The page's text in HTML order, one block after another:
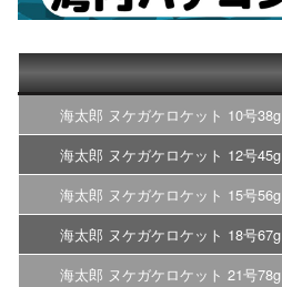
海太郎 ヌケガケロケット 10号38g
海太郎 ヌケガケロケット 12号45g
海太郎 ヌケガケロケット 15号56g
海太郎 ヌケガケロケット 18号67g
海太郎 ヌケガケロケット 21号78g